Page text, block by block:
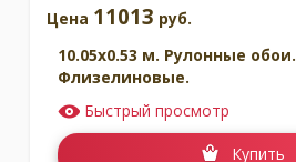
Цена 11013 руб.
10.05x0.53 м. Рулонные обои.
Флизелиновые.
Быстрый просмотр
Купить